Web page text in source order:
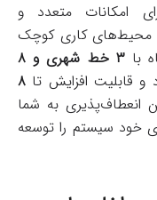
امکانات متعدد و
محیط‌های کاری کوچک
با
۳ خط شهری و ۸
قابلیت افزایش تا ۸
انعطاف‌پذیری به شما
خود سیستم را توسعه